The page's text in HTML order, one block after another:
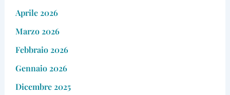
Aprile 2026
Marzo 2026
Febbraio 2026
Gennaio 2026
Dicembre 2025